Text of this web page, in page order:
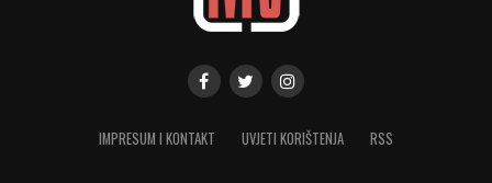
IMPRESUM I KONTAKT UVJETI KORIŠTENJA RSS